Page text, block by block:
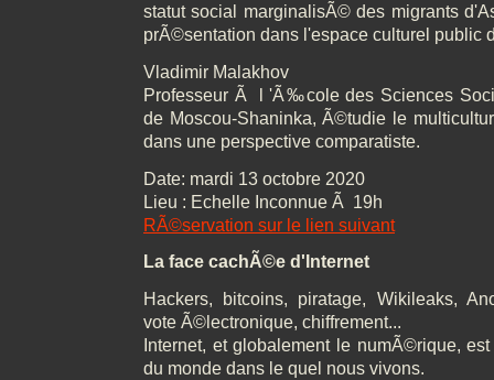
statut social marginalisÃ© des migrants
prÃ©sentation dans l'espace culturel public
Vladimir Malakhov
Professeur Ã l 'Ã‰cole des Sciences
de Moscou-Shaninka, Ã©tudie le
dans une perspective comparatiste.
Date: mardi 13 octobre 2020
Lieu : Echelle Inconnue Ã 19h
RÃ©servation sur le lien suivant
La face cachÃ©e d'Internet
Hackers, bitcoins, piratage, Wikileaks,
vote Ã©lectronique, chiffrement...
Internet, et globalement le numÃ©rique,
du monde dans le quel nous vivons.